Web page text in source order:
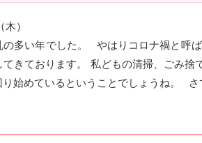
）
の多い年でした。 やはりコロナ禍と呼
てきております。 私どもの清掃、ごみ
始めているということでしょうね。 さ